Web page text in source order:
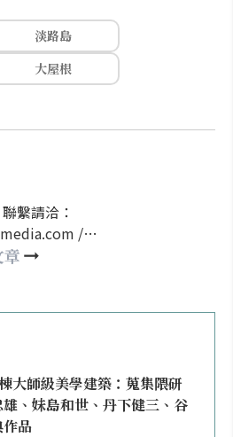
淡路島
大屋根
繫請洽：
/
大師級美學建築：蒐集隈研
、妹島和世、丹下健三、谷
作品